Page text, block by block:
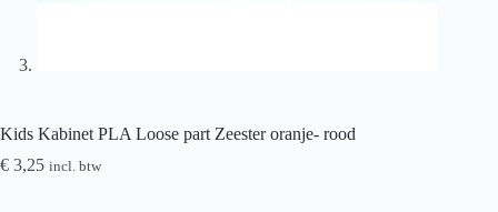
Kids Kabinet PLA Loose part Zeester oranje- rood
€ 3,25 incl. btw